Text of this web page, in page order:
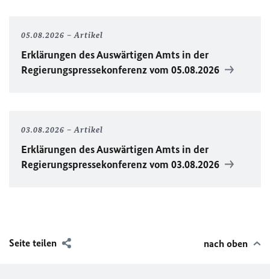
05.08.2026 Artikel
Erklärungen des Auswärtigen Amts in der
Regierungspressekonferenz vom 05.08.2026
03.08.2026 Artikel
Erklärungen des Auswärtigen Amts in der
Regierungspressekonferenz vom 03.08.2026
Seite teilen nach oben